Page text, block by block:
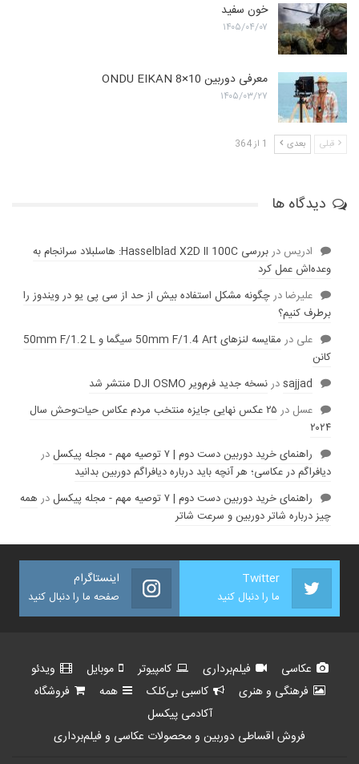
خون سفید
۱۴۰۵/۰۴/۰۷
معرفی دوربین ONDU EIKAN 8×10
۱۴۰۵/۰۳/۲۷
قبلی بعدی 1 از 364
دیدگاه ها
ادریس در
بررسی Hasselblad X2D II 100C: هاسلبلاد سرانجام به
وعده‌‌اش عمل کرد
عليرضادرچگونه مشکل استفاده بیش از حد از سی پی یو در ویندوز را
برطرف کنیم؟
علی در
مقایسه لنز‌های 50mm F/1.4 Art سیگما و 50mm F/1.2 L
کانن
sajjadدرنسخه جدید فرم‌ویر DJI OSMO منتشر شد
عسل در
۲۵ عکس نهایی جایزه منتخب مردم عکاس حیات‌وحش سال
۲۰۲۴
راهنمای خرید دوربین دست دوم | ۷ توصیه مهم - مجله پیکسل
در
دیافراگم در عکاسی؛ هر آنچه باید درباره دیافراگم دوربین بدانید
راهنمای خرید دوربین دست دوم | ۷ توصیه مهم - مجله پیکسل
در همه
چیز درباره شاتر دوربین و سرعت شاتر
Twitter
ما را دنبال کنید
اینستاگرام
صفحه ما را دنبال کنید
عکاسی فیلم‌برداری کامپیوتر موبایل
ویدئو
فرهنگی و هنری
کاسبی بی‌کلک همه
فروشگاه
آکادمی پیکسل
فروش اقساطی دوربین و محصولات عکاسی و فیلم‌برداری